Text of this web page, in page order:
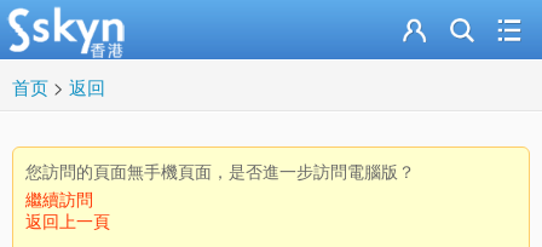
首页 > 返回
您訪問的頁面無手機頁面，是否進一步訪問電腦版？
繼續訪問
返回上一頁